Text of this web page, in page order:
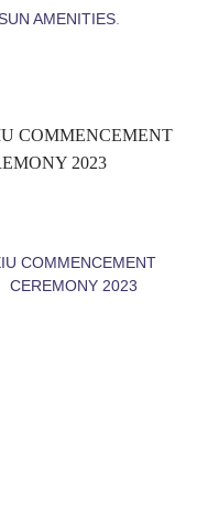
AMENITIES.
COMMENCEMENT
CEREMONY 2023